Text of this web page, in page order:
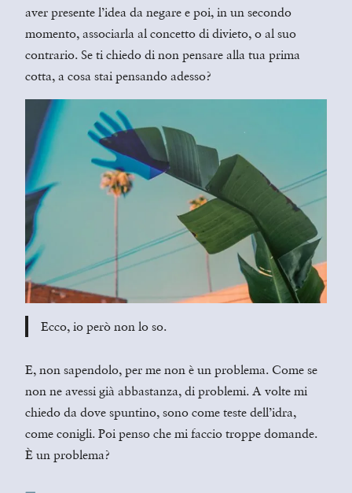
aver presente l’idea da negare e poi, in un secondo
momento, associarla al concetto di divieto, o al suo
contrario. Se ti chiedo di non pensare alla tua prima
cotta, a cosa stai pensando adesso?
Ecco, io però non lo so.
E, non sapendolo, per me non è un problema. Come se
non ne avessi già abbastanza, di problemi. A volte mi
chiedo da dove spuntino, sono come teste dell’idra,
come conigli. Poi penso che mi faccio troppe domande.
È un problema?